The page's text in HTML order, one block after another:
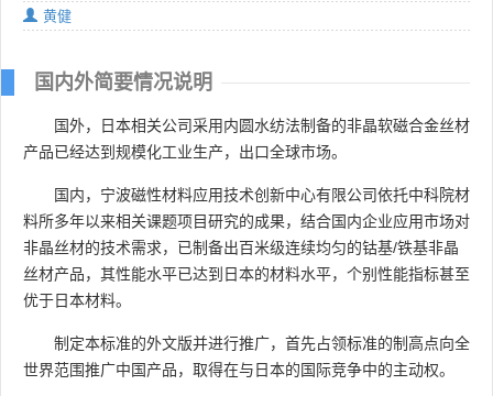
黄健
国内外简要情况说明
国外，日本相关公司采用内圆水纺法制备的非晶软磁合金丝材
产品已经达到规模化工业生产，出口全球市场。
国内，宁波磁性材料应用技术创新中心有限公司依托中科院材
料所多年以来相关课题项目研究的成果，结合国内企业应用市场对
非晶丝材的技术需求，已制备出百米级连续均匀的钴基/铁基非晶
丝材产品，其性能水平已达到日本的材料水平，个别性能指标甚至
优于日本材料。
制定本标准的外文版并进行推广，首先占领标准的制高点向全
世界范围推广中国产品，取得在与日本的国际竞争中的主动权。